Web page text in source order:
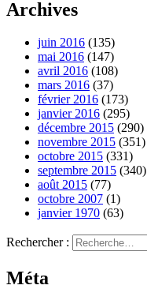
Archives
juin 2016 (135)
mai 2016 (147)
avril 2016 (108)
mars 2016 (37)
février 2016 (173)
janvier 2016 (295)
décembre 2015 (290)
novembre 2015 (351)
octobre 2015 (331)
septembre 2015 (340)
août 2015 (77)
octobre 2007 (1)
janvier 1970 (63)
Rechercher :
Méta